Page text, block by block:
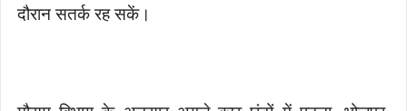
दौरान सतर्क रह सकें।